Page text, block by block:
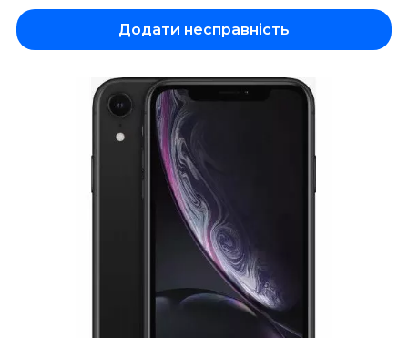
Додати несправність